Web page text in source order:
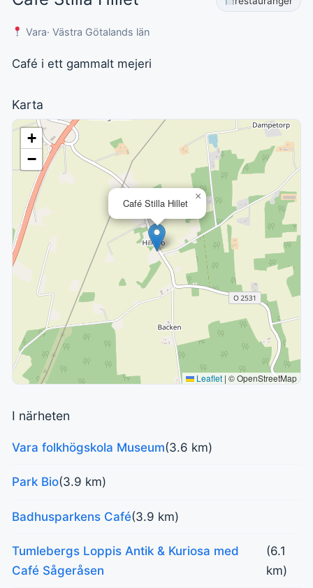
Vara· Västra Götalands län
Café i ett gammalt mejeri
Karta
Café Stilla Hillet
×
+
−
Leaflet | © OpenStreetMap
I närheten
Vara folkhögskola Museum(3.6 km)
Park Bio(3.9 km)
Badhusparkens Café(3.9 km)
Tumlebergs Loppis Antik & Kuriosa med
Café Sågeråsen
(6.1
km)